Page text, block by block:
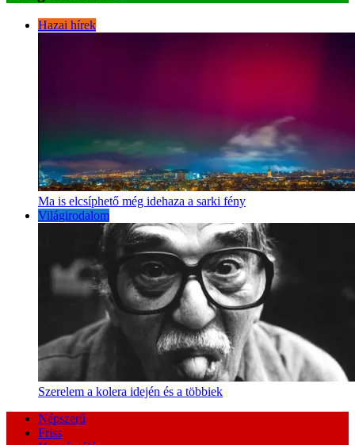
Hazai hírek
Ma is elcsíphető még idehaza a sarki fény
Világirodalom
Szerelem a kolera idején és a többiek
Népszerű
Friss